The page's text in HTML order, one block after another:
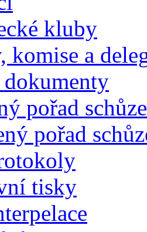
kluby
komise a
dokumenty
pořad schůze
pořad
tisky